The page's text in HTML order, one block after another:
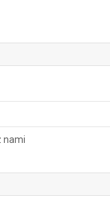
nami